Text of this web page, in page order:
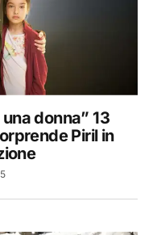
donna” 13
Piril in